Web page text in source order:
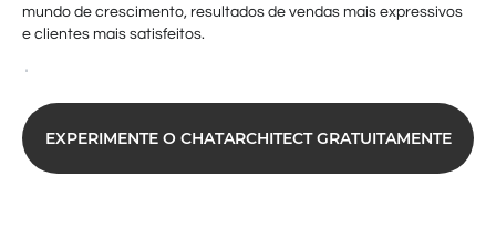
mundo de crescimento, resultados de vendas mais expressivos
e clientes mais satisfeitos.
EXPERIMENTE O CHATARCHITECT GRATUITAMENTE